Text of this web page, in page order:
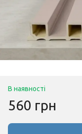
В наявності
560 грн